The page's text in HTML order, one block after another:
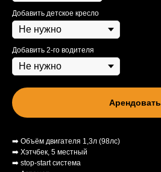
Добавить детское кресло
Добавить 2-го водителя
Арендовать
➡️ Объём двигателя 1,3л (98лс)
➡️ Хэтчбек, 5 местный
➡️ stop-start система
Модельный ряд
Как забронировать
+35799826146
Оплата
Контакты